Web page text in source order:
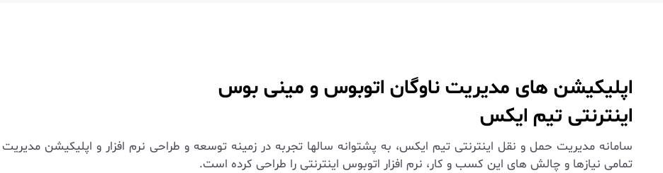
اپلیکیشن های مدیریت ناوگان اتوبوس و مینی بوس
اینترنتی تیم ایکس
سامانه مدیریت حمل و نقل اینترنتی تیم ایکس، به پشتوانه سالها تجربه در زمینه توسعه و طراحی نرم افزار و اپلیکیشن
تمامی نیازها و چالش های این کسب و کار، نرم افزار اتوبوس اینترنتی را طراحی کرده است.